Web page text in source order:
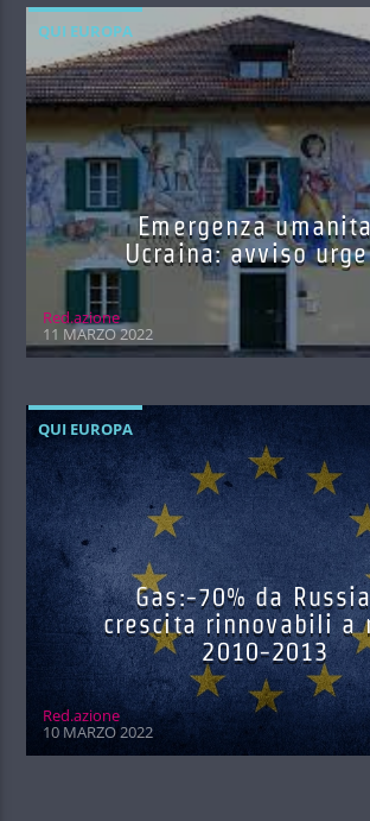
QUI EUROPA
Emergenza
Ucraina: avviso
Red.azione
11 MARZO 2022
QUI EUROPA
Gas:-70% da
crescita rinnovabili a
2010-2013
Red.azione
10 MARZO 2022